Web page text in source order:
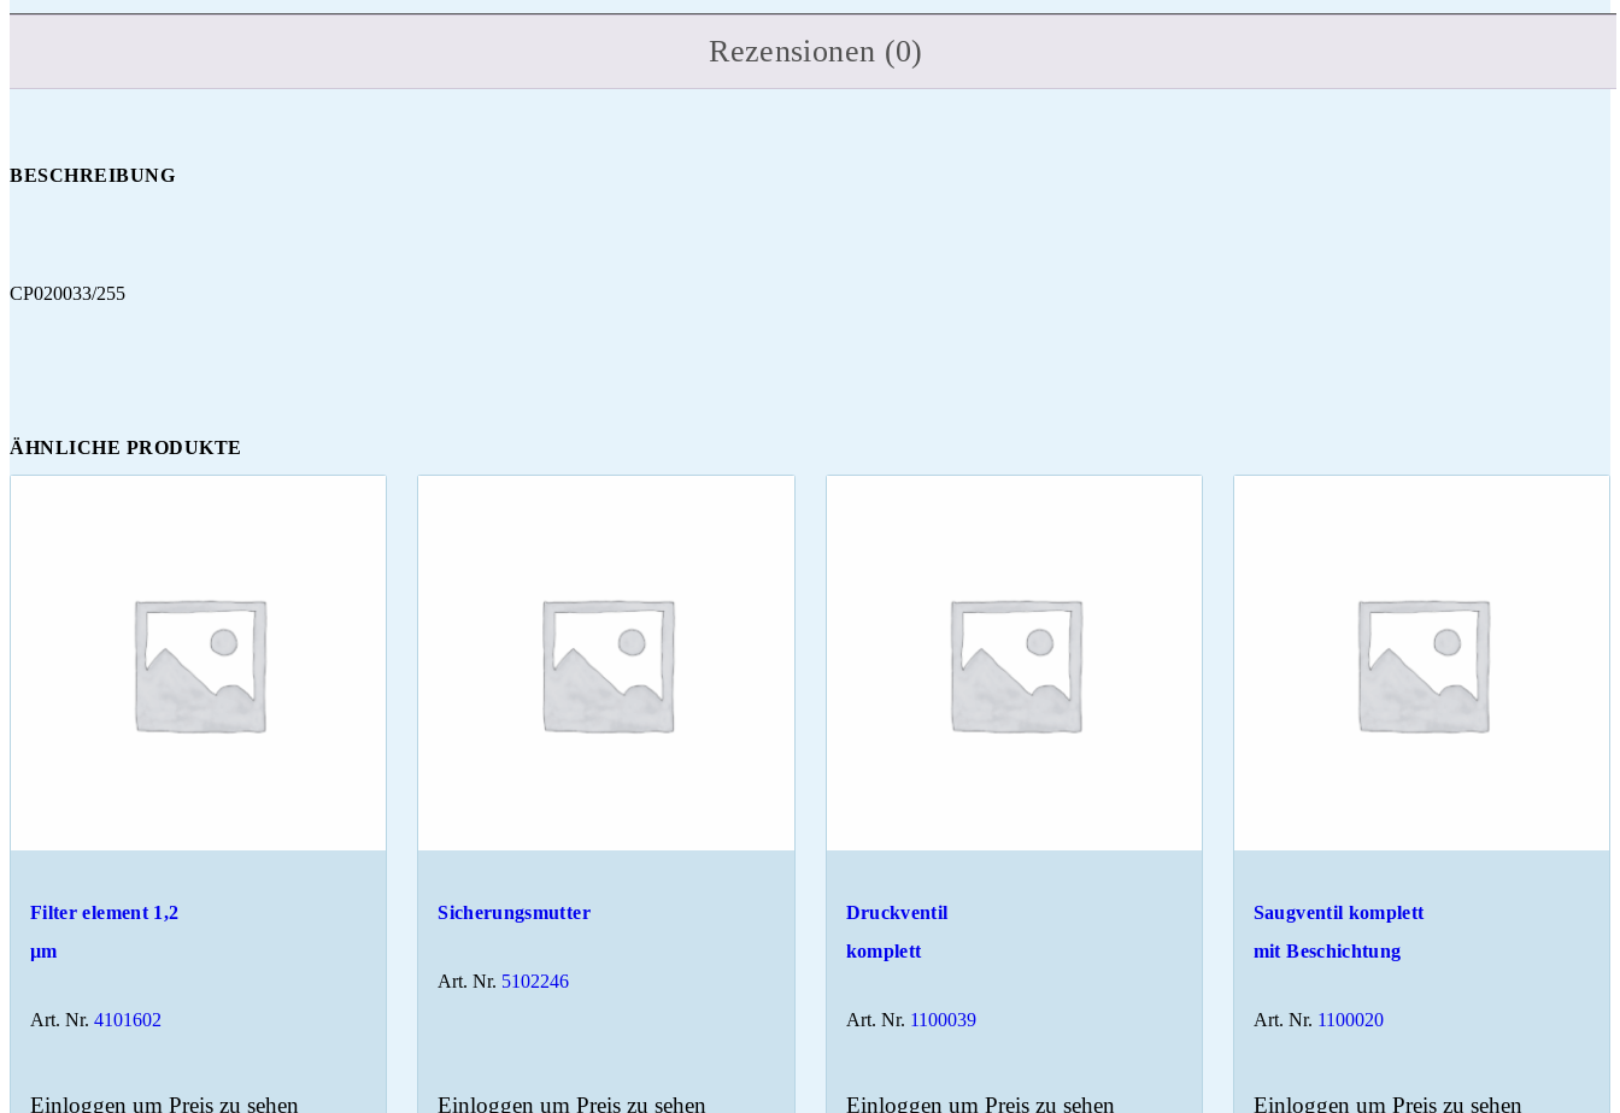
Rezensionen (0)
BESCHREIBUNG
CP020033/255
ÄHNLICHE PRODUKTE
Filter element 1,2
µm
Art. Nr. 4101602
Einloggen um Preis zu sehen
Sicherungsmutter
Art. Nr. 5102246
Einloggen um Preis zu sehen
Druckventil
komplett
Art. Nr. 1100039
Einloggen um Preis zu sehen
Saugventil komplett
mit Beschichtung
Art. Nr. 1100020
Einloggen um Preis zu sehen